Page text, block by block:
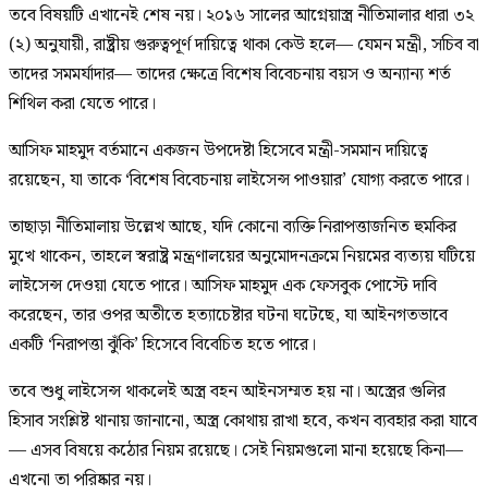
তবে বিষয়টি এখানেই শেষ নয়। ২০১৬ সালের আগ্নেয়াস্ত্র নীতিমালার ধারা ৩২
(২) অনুযায়ী, রাষ্ট্রীয় গুরুত্বপূর্ণ দায়িত্বে থাকা কেউ হলে— যেমন মন্ত্রী, সচিব বা
তাদের সমমর্যাদার— তাদের ক্ষেত্রে বিশেষ বিবেচনায় বয়স ও অন্যান্য শর্ত
শিথিল করা যেতে পারে।
আসিফ মাহমুদ বর্তমানে একজন উপদেষ্টা হিসেবে মন্ত্রী-সমমান দায়িত্বে
রয়েছেন, যা তাকে ‘বিশেষ বিবেচনায় লাইসেন্স পাওয়ার’ যোগ্য করতে পারে।
তাছাড়া নীতিমালায় উল্লেখ আছে, যদি কোনো ব্যক্তি নিরাপত্তাজনিত হুমকির
মুখে থাকেন, তাহলে স্বরাষ্ট্র মন্ত্রণালয়ের অনুমোদনক্রমে নিয়মের ব্যত্যয় ঘটিয়ে
লাইসেন্স দেওয়া যেতে পারে। আসিফ মাহমুদ এক ফেসবুক পোস্টে দাবি
করেছেন, তার ওপর অতীতে হত্যাচেষ্টার ঘটনা ঘটেছে, যা আইনগতভাবে
একটি ‘নিরাপত্তা ঝুঁকি’ হিসেবে বিবেচিত হতে পারে।
তবে শুধু লাইসেন্স থাকলেই অস্ত্র বহন আইনসম্মত হয় না। অস্ত্রের গুলির
হিসাব সংশ্লিষ্ট থানায় জানানো, অস্ত্র কোথায় রাখা হবে, কখন ব্যবহার করা যাবে
— এসব বিষয়ে কঠোর নিয়ম রয়েছে। সেই নিয়মগুলো মানা হয়েছে কিনা—
এখনো তা পরিষ্কার নয়।